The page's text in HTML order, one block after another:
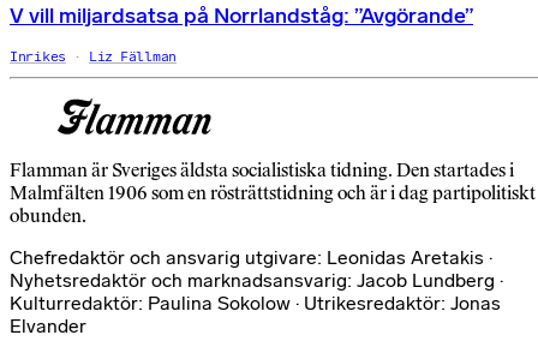
V vill miljardsatsa på Norrlandståg: ”Avgörande”
Inrikes Liz Fällman
Flamman är Sveriges äldsta socialistiska tidning. Den startades i
Malmfälten 1906 som en rösträttstidning och är i dag partipolitiskt
obunden.
Chefredaktör och ansvarig utgivare: Leonidas Aretakis ·
Nyhetsredaktör och marknadsansvarig: Jacob Lundberg ·
Kulturredaktör: Paulina Sokolow · Utrikesredaktör: Jonas
Elvander